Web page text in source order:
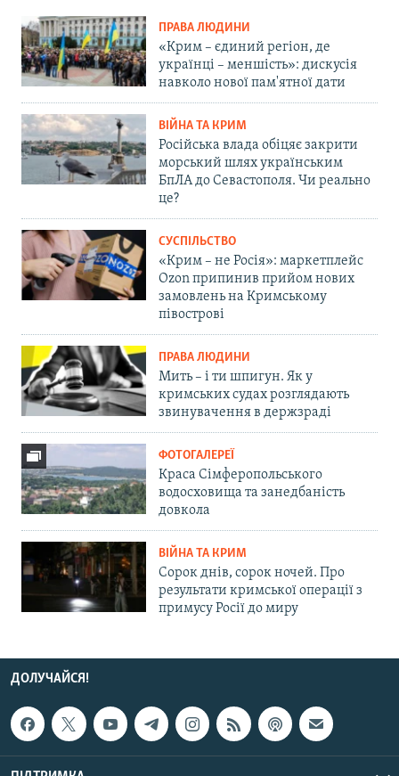
ПРАВА ЛЮДИНИ
«Крим – єдиний регіон, де
українці – меншість»: дискусія
навколо нової пам'ятної дати
ВІЙНА ТА КРИМ
Російська влада обіцяє закрити
морський шлях українським
БпЛА до Севастополя. Чи реально
це?
СУСПІЛЬСТВО
«Крим – не Росія»: маркетплейс
Ozon припинив прийом нових
замовлень на Кримському
півострові
ПРАВА ЛЮДИНИ
Мить – і ти шпигун. Як у
кримських судах розглядають
звинувачення в держзраді
ФОТОГАЛЕРЕЇ
Краса Сімферопольського
водосховища та занедбаність
довкола
ВІЙНА ТА КРИМ
Сорок днів, сорок ночей. Про
результати кримської операції з
примусу Росії до миру
ДОЛУЧАЙСЯ!